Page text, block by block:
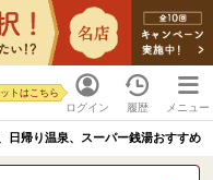
ログイン
トはこちら
履歴 メニュー
日帰り温泉、スーパー銭湯おすすめ